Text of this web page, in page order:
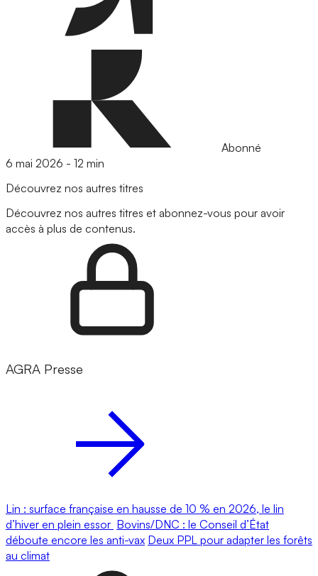
Abonné
6 mai 2026 - 12 min
Découvrez nos autres titres
Découvrez nos autres titres et abonnez-vous pour avoir
accès à plus de contenus.
AGRA Presse
Lin : surface française en hausse de 10 % en 2026, le lin
d’hiver en plein essor Bovins/DNC : le Conseil d’État
déboute encore les anti-vax Deux PPL pour adapter les forêts
au climat